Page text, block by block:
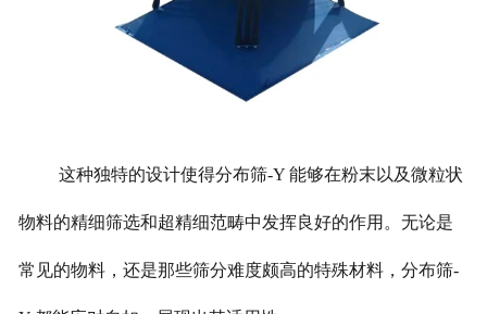
这种独特的设计使得分布筛-Y 能够在粉末以及微粒状
物料的精细筛选和超精细范畴中发挥良好的作用。无论是
常见的物料，还是那些筛分难度颇高的特殊材料，分布筛-